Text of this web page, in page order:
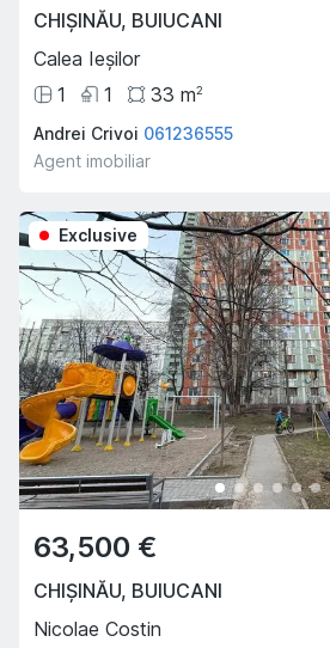
CHIȘINĂU, BUIUCANI
Calea Ieșilor
1
1 33 m2
Andrei Crivoi 061236555
Agent imobiliar
Exclusive
63,500 €
CHIȘINĂU, BUIUCANI
Nicolae Costin